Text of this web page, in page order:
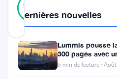
96
RÉEL
Les
ETF
Dernières nouvelles
Lummis pousse
300 pages avec
5 min de lecture ·